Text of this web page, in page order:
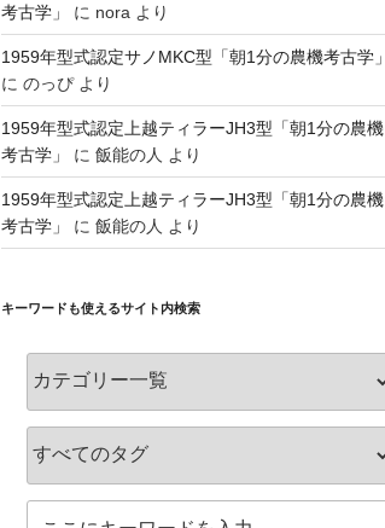
考古学」
に nora より
1959年型式認定サノMKC型「朝1分の農機考古学」
に のっぴより
1959年型式認定上越ティラーJH3型「朝1分の農機
考古学」
に 飯能の人 より
1959年型式認定上越ティラーJH3型「朝1分の農機
考古学」
に 飯能の人 より
キーワードも使えるサイト内検索